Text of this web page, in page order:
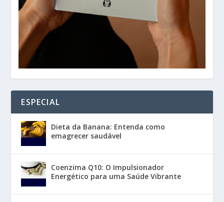
ESPECIAL
Dieta da Banana: Entenda como
emagrecer saudável
Coenzima Q10: O Impulsionador
Energético para uma Saúde Vibrante